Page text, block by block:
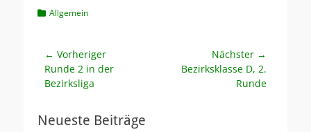
Kategorien
Allgemein
Beitragsnavigation
← Vorheriger
Vorheriger
Beitrag:
Runde 2 in der
Bezirksliga
Nächster →
NächsterBezirksklasse D, 2.
Runde
Neueste Beiträge